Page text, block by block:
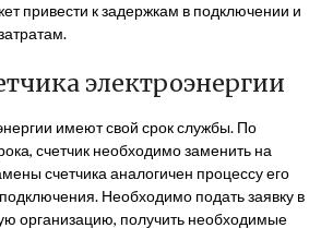
привести к задержкам в подключении и
электроэнергии
имеют свой срок службы. По
счетчик необходимо заменить на
счетчика аналогичен процессу его
Необходимо подать заявку в
организацию, получить необходимые